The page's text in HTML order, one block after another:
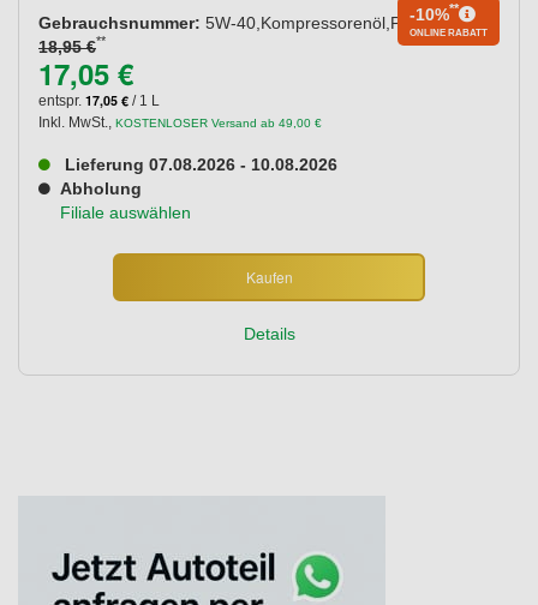
Gebrauchsnummer: 5W-40,Kompressorenöl,P000400
18,95 €**
-10%**
ONLINE RABATT
17,05 €
entspr. 17,05 € / 1 L
Inkl. MwSt.
KOSTENLOSER Versand ab 49,00 €
Lieferung 07.08.2026 - 10.08.2026
Abholung
Filiale auswählen
Kaufen
Details